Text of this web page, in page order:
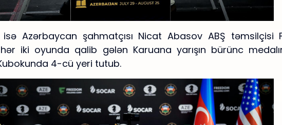
Azərbaycan şahmatçısı Nicat Abasov ABŞ təmsilçisi
iki oyunda qalib gələn Karuana yarışın bürünc
4-cü yeri tutub.